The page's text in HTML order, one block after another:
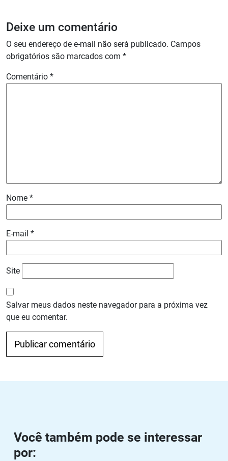
Deixe um comentário
O seu endereço de e-mail não será publicado. Campos
obrigatórios são marcados com *
Comentário *
Nome *
E-mail *
Site
Salvar meus dados neste navegador para a próxima vez
que eu comentar.
Você também pode se interessar
por: